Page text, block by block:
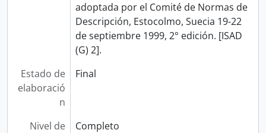
adoptada por el Comité de Normas de
Descripción, Estocolmo, Suecia 19-22
de septiembre 1999, 2° edición. [ISAD
(G) 2].
Estado de
elaboració
n
Final
Nivel de
Completo